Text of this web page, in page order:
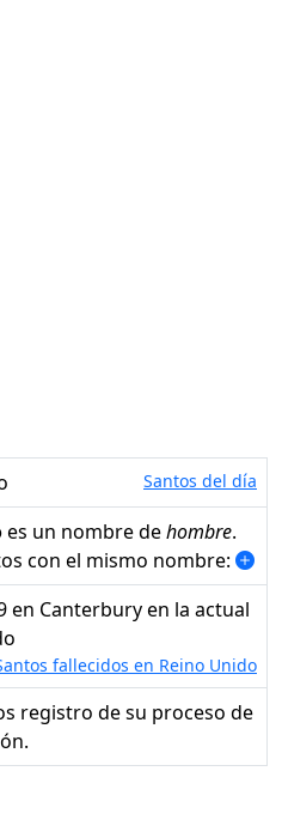
Santos del día
es un nombre dehombre.
con el mismo nombre:
fallecidos en Reino Unido
registro de su proceso de